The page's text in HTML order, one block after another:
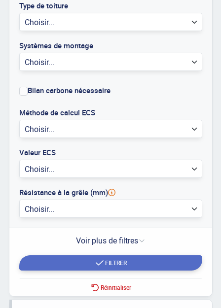
Type de toiture
Choisir...
Systèmes de montage
Choisir...
Bilan carbone nécessaire
Méthode de calcul ECS
Choisir...
Valeur ECS
Choisir...
Résistance à la grêle (mm)
Choisir...
Voir plus de filtres
FILTRER
Réinitialiser